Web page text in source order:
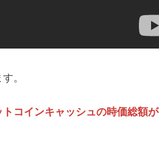
。
コインキャッシュの時価総額が